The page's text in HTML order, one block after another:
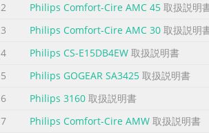
ページ3に含まれる内容の要旨
l’adresse www.philips.com/welcome
www.philips.com/welcome
2
Philips Comfort-Cire AMC 45 取扱説明
3
Philips Comfort-Cire AMC 30 取扱説明
4
Philips CS-E15DB4EW 取扱説明書
5
Philips GOGEAR SA3425 取扱説明書
6
Philips 3160 取扱説明書
7
Philips Comfort-Cire AMW 取扱説明書